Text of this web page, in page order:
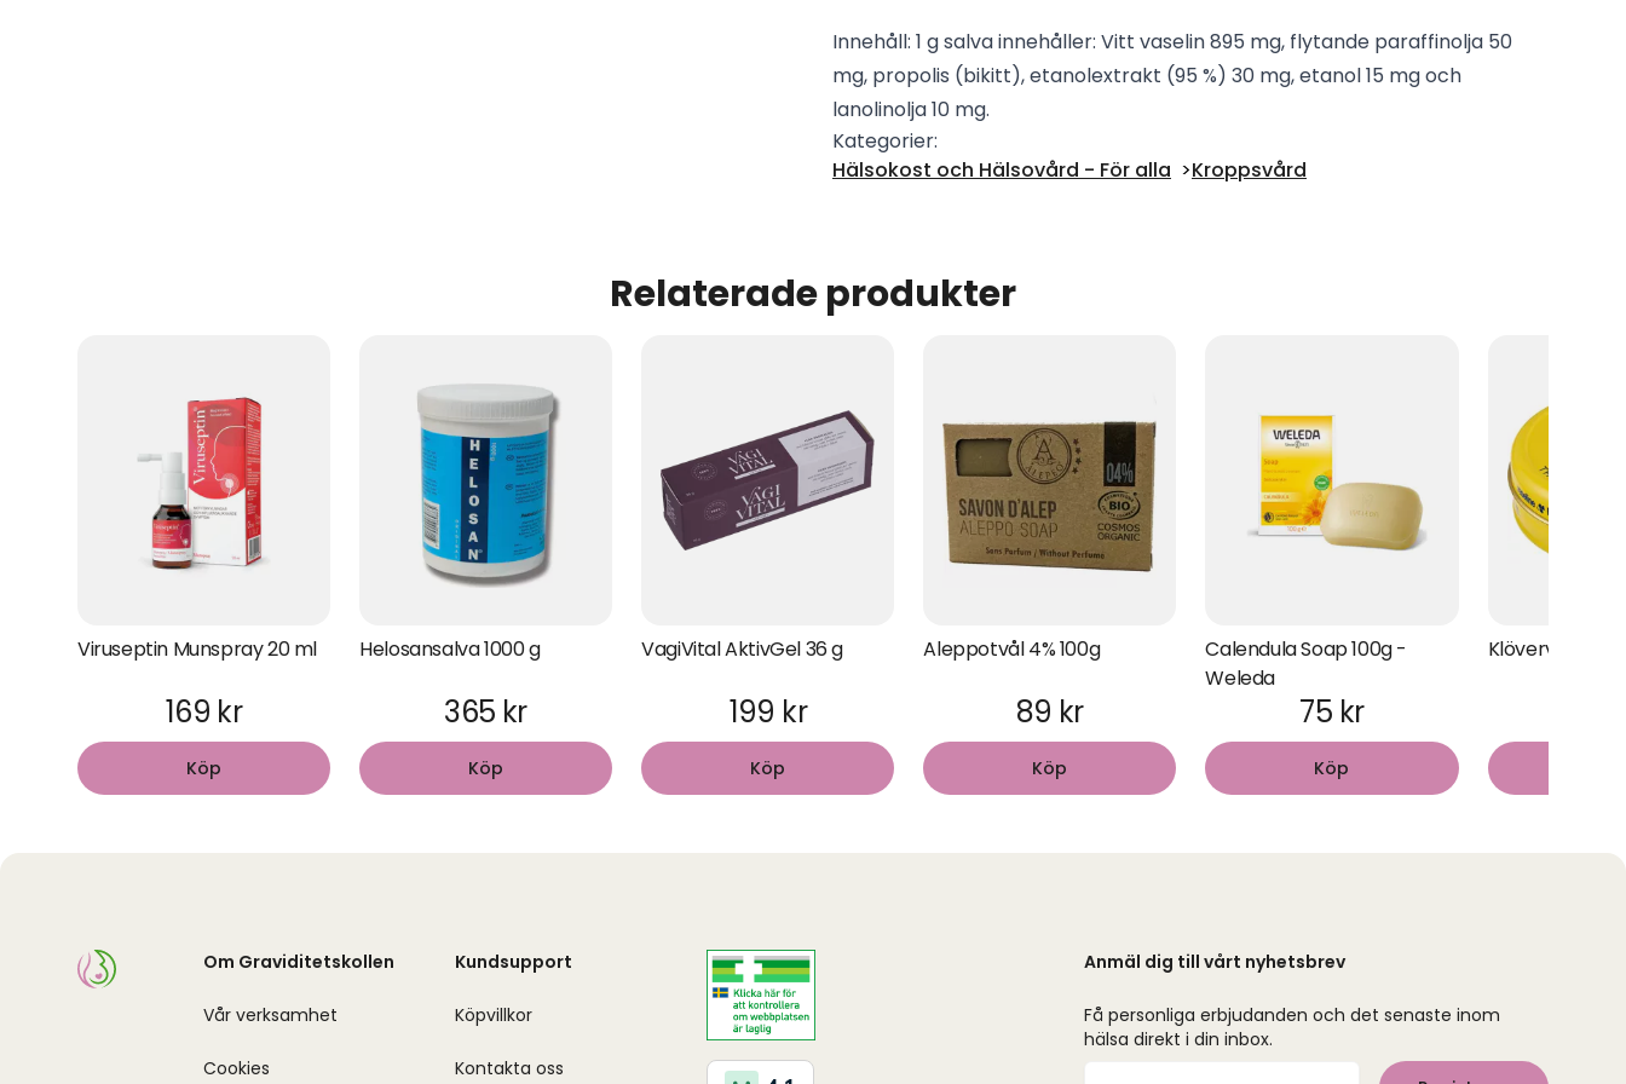
Innehåll: 1 g salva innehåller: Vitt vaselin 895 mg, flytande paraffinolja 50
mg, propolis (bikitt), etanolextrakt (95 %) 30 mg, etanol 15 mg och
lanolinolja 10 mg.
Kategorier:
Hälsokost och Hälsovård - För alla
Kroppsvård
Relaterade produkter
Viruseptin Munspray 20 ml
169 kr
Köp
Helosansalva 1000 g
365 kr
Köp
VagiVital AktivGel 36 g
199 kr
Köp
Aleppotvål 4% 100g
89 kr
Köp
Calendula Soap 100g -
Weleda
75 kr
Köp
Klövervaselin
Om Graviditetskollen
Vår verksamhet
Cookies
Kundsupport
Köpvillkor
Kontakta oss
Anmäl dig till vårt nyhetsbrev
Få personliga erbjudanden och det senaste inom
hälsa direkt i din inbox.